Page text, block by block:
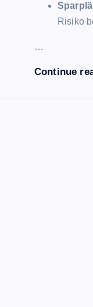
Risiko
…
Continue